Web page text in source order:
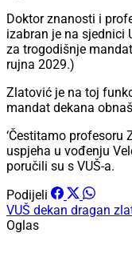
Doktor znanosti i
izabran je na sjednici
za trogodišnje
rujna 2029.)
Zlatović je na toj
mandat dekana
‘Čestitamo profesoru
uspjeha u vođenju
poručili su s VUŠ-a.
Podijeli
VUŠ dekan dragan
Oglas